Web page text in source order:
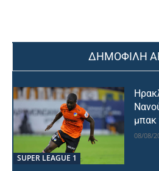
ΔΗΜΟΦΙΛΗ
SUPER LEAGUE 1
μπακ
08/08/